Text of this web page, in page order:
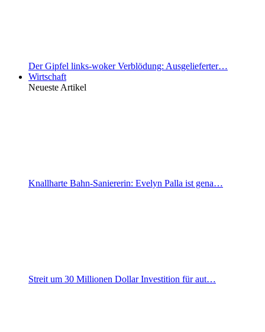
Der Gipfel links-woker Verblödung: Ausgelieferter…
Wirtschaft
Neueste Artikel
Knallharte Bahn-Saniererin: Evelyn Palla ist gena…
Streit um 30 Millionen Dollar Investition für aut…